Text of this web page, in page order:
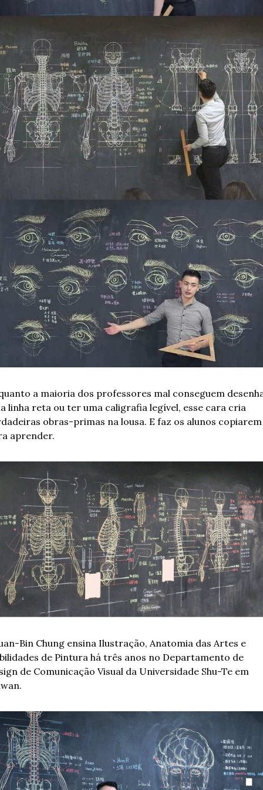
a maioria dos professores mal conseguem
linha reta ou ter uma caligrafia legível, esse cara cria
obras-primas na lousa. E faz os alunos copiarem
aprender.
Bin Chung ensina Ilustração, Anatomia das Artes e
de Pintura há três anos no Departamento de
de Comunicação Visual da Universidade Shu-Te em